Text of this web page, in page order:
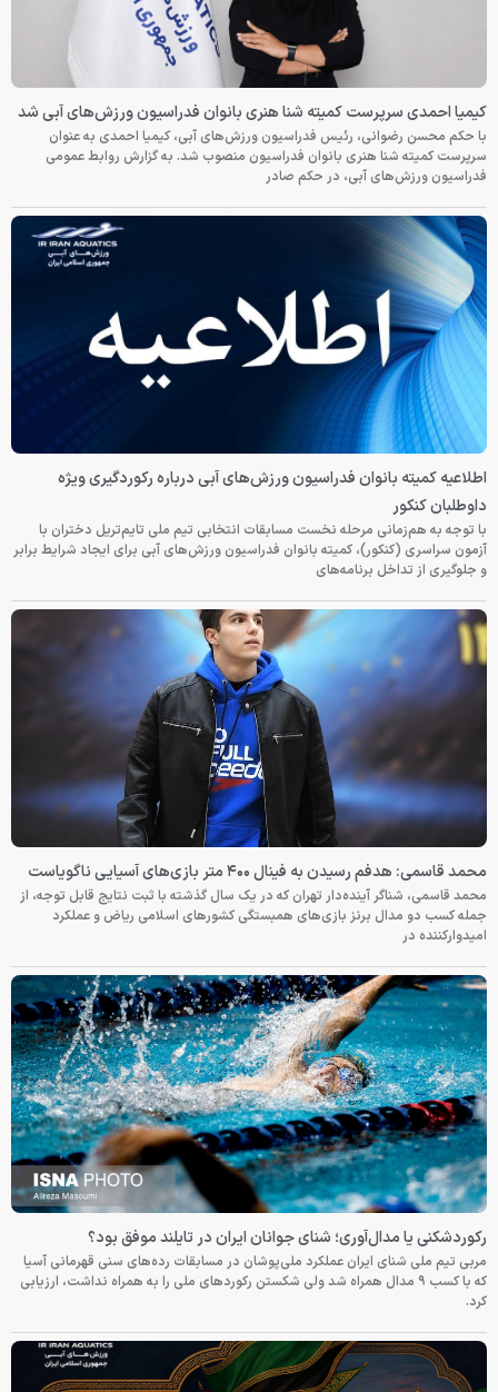
کیمیا احمدی سرپرست کمیته شنا هنری بانوان فدراسیون ورزش‌های آبی شد
با حکم محسن رضوانی، رئیس فدراسیون ورزش‌های آبی، کیمیا احمدی به عنوان
سرپرست کمیته شنا هنری بانوان فدراسیون منصوب شد. به گزارش روابط عمومی
فدراسیون ورزش‌های آبی، در حکم صادر
اطلاعیه کمیته بانوان فدراسیون ورزش‌های آبی درباره رکوردگیری ویژه
داوطلبان کنکور
با توجه به هم‌زمانی مرحله نخست مسابقات انتخابی تیم ملی تایم‌تریل دختران با
آزمون سراسری (کنکور)، کمیته بانوان فدراسیون ورزش‌های آبی برای ایجاد شرایط برابر
و جلوگیری از تداخل برنامه‌های
محمد قاسمی: هدفم رسیدن به فینال ۴۰۰ متر بازی‌های آسیایی ناگویاست
محمد قاسمی، شناگر آینده‌دار تهران که در یک سال گذشته با ثبت نتایج قابل توجه، از
جمله کسب دو مدال برنز بازی‌های همبستگی کشورهای اسلامی ریاض و عملکرد
امیدوارکننده در
رکوردشکنی یا مدال‌آوری؛ شنای جوانان ایران در تایلند موفق بود؟
مربی تیم ملی شنای ایران عملکرد ملی‌پوشان در مسابقات رده‌های سنی قهرمانی آسیا
که با کسب ۹ مدال همراه شد ولی شکستن رکوردهای ملی را به همراه نداشت، ارزیابی
کرد.